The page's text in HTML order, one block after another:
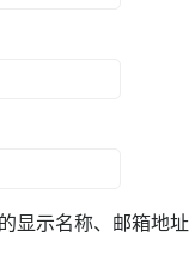
显示名称、邮箱地